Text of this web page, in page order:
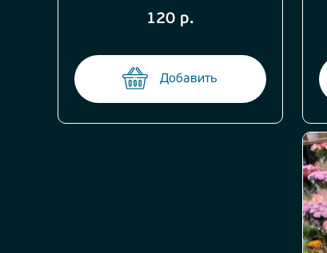
120 р.
Добавить